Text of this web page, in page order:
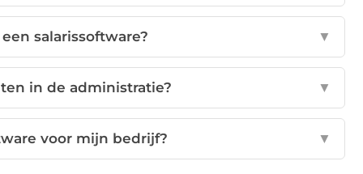
salarissoftware? ▼
in de administratie? ▼
voor mijn bedrijf? ▼